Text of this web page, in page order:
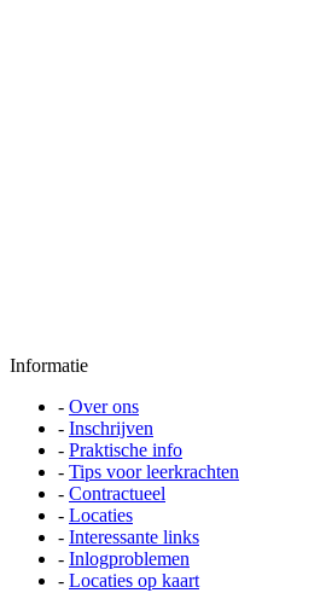
Informatie
- Over ons
- Inschrijven
- Praktische info
- Tips voor leerkrachten
- Contractueel
- Locaties
- Interessante links
- Inlogproblemen
- Locaties op kaart